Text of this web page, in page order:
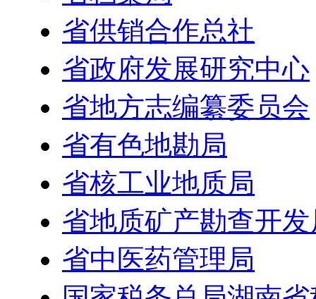
省档案局
省供销合作总社
省政府发展研究中心
省地方志编纂委员会
省有色地勘局
省核工业地质局
省地质矿产勘查开发
省中医药管理局